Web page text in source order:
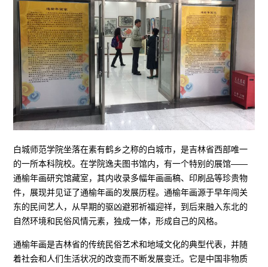
白城师范学院坐落在素有鹤乡之称的白城市，是吉林省西部唯一
的一所本科院校。在学院逸夫图书馆内，有一个特别的展馆——
通榆年画研究馆藏室，其内收录多幅年画画稿、印刷品等珍贵物
件，展现并见证了通榆年画的发展历程。通榆年画源于早年闯关
东的民间艺人，从早期的驱凶避邪祈福迎祥，到后来融入东北的
自然环境和民俗风情元素，独成一体，形成自己的风格。
通榆年画是吉林省的传统民俗艺术和地域文化的典型代表，并随
着社会和人们生活状况的改变而不断发展变迁。它是中国非物质